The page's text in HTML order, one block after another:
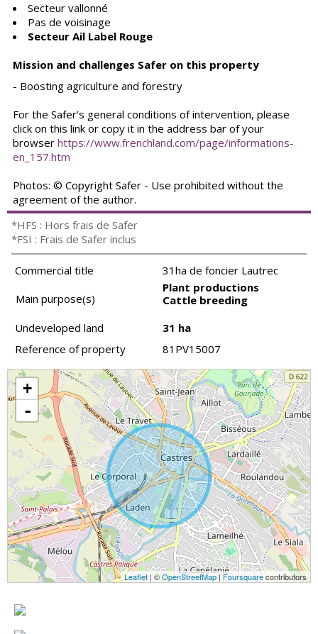
Secteur vallonné
Pas de voisinage
Secteur Ail Label Rouge
Mission and challenges Safer on this property
- Boosting agriculture and forestry
For the Safer’s general conditions of intervention, please
click on this link or copy it in the address bar of your
browser https://www.frenchland.com/page/informations-
en_157.htm
Photos: © Copyright Safer - Use prohibited without the
agreement of the author.
*HFS : Hors frais de Safer
*FSI : Frais de Safer inclus
Commercial title
31ha de foncier Lautrec
Main purpose(s)
Plant productions
Cattle breeding
Undeveloped land
31 ha
Reference of property
81PV15007
+
-
Leaflet | ©OpenStreetMap|Foursquarecontributors